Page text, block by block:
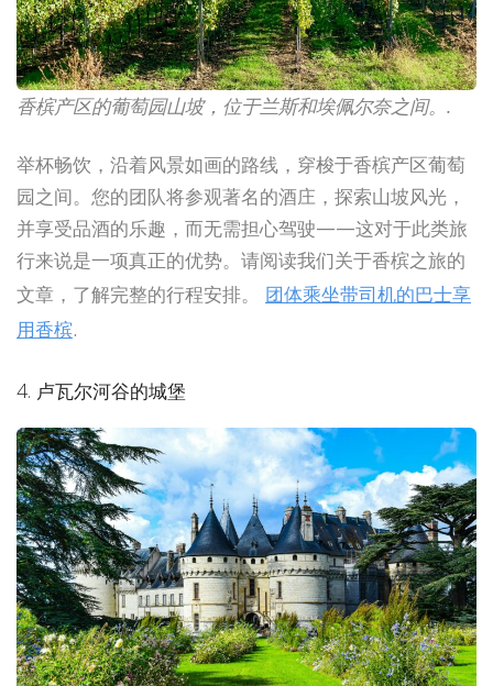
香槟产区的葡萄园山坡，位于兰斯和埃佩尔奈之间。.
举杯畅饮，沿着风景如画的路线，穿梭于香槟产区葡萄
园之间。您的团队将参观著名的酒庄，探索山坡风光，
并享受品酒的乐趣，而无需担心驾驶——这对于此类旅
行来说是一项真正的优势。请阅读我们关于香槟之旅的
文章，了解完整的行程安排。 团体乘坐带司机的巴士享
用香槟.
4. 卢瓦尔河谷的城堡